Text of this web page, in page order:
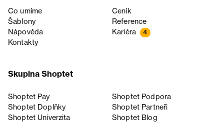
Co umíme
Ceník
Šablony
Reference
Nápověda
Kariéra 4
Kontakty
Skupina Shoptet
Shoptet Pay
Shoptet Podpora
Shoptet Doplňky
Shoptet Partneři
Shoptet Univerzita
Shoptet Blog